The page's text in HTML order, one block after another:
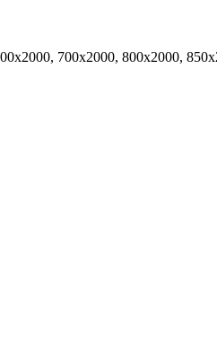
700х2000, 800х2000,